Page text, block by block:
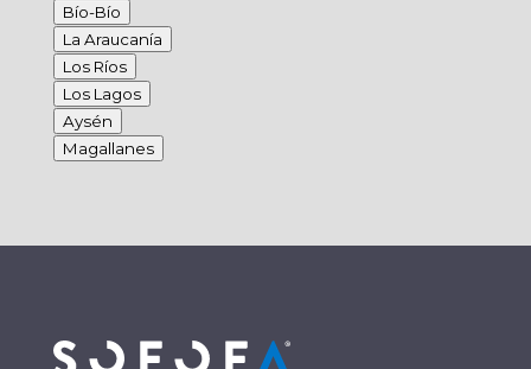
Bío-Bío
La Araucanía
Los Ríos
Los Lagos
Aysén
Magallanes